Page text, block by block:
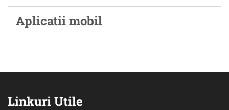
Aplicatii mobil
Linkuri Utile